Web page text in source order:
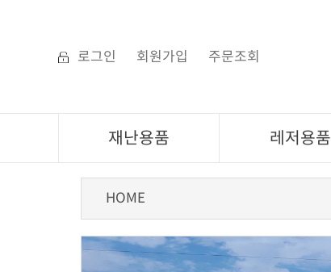
로그인 회원가입 주문조회
재난용품 레저용품
HOME